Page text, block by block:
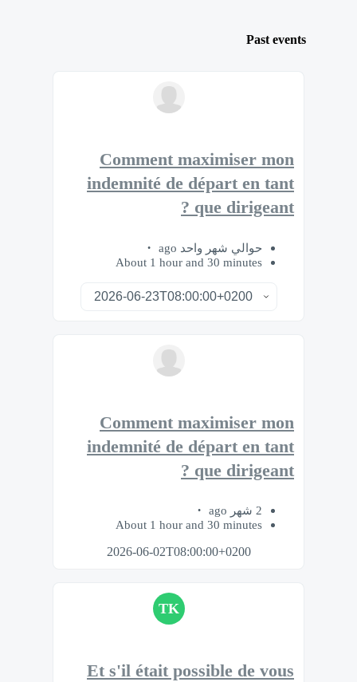
Past events
Comment maximiser mon
indemnité de départ en tant
que dirigeant ?
حوالي شهر واحد ago
About 1 hour and 30 minutes
Comment maximiser mon
indemnité de départ en tant
que dirigeant ?
2 شهر ago
About 1 hour and 30 minutes
2026-06-02T08:00:00+0200
TK
Et s'il était possible de vous